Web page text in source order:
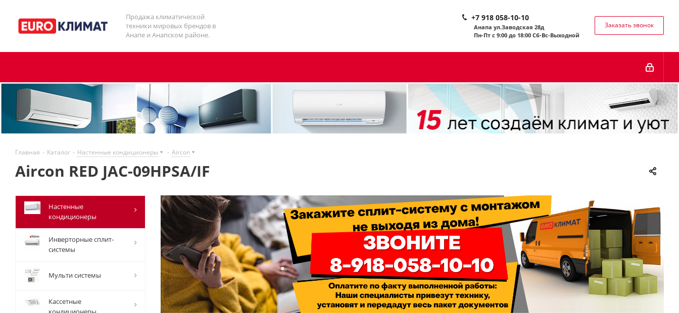
Продажа климатической
техники мировых брендов в
Анапе и Анапском районе.
+7 918 058-10-10
Анапа ул.Заводская 28д
Пн-Пт с 9:00 до 18:00 Сб-Вс-Выходной
Заказать звонок
Главная - Каталог - Настенные кондиционеры - Aircon
Aircon RED JAC-09HPSA/IF
Настенные
кондиционеры
Инверторные сплит-
системы
Мульти системы
Кассетные